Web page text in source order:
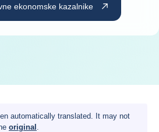
ekonomske kazalnike
automatically translated. It may not
original .